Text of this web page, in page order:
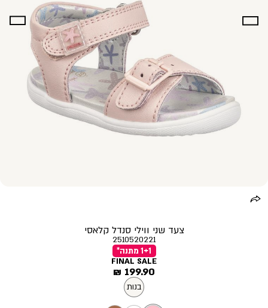
צעד שני ווילי סנדל קלאסי
2510520221
1+1 מתנה*
FINAL SALE
מחיר
מוצר
199.90 ₪
בנות